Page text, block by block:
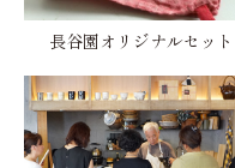
長谷園オリジナルセット